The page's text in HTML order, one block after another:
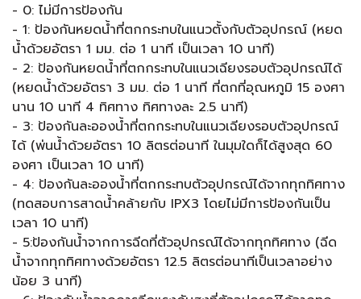
- 0: ไม่มีการป้องกัน
- 1: ป้องกันหยดน้ำที่ตกกระทบในแนวตั้งกับตัวอุปกรณ์ (หยด
น้ำด้วยอัตรา 1 มม. ต่อ 1 นาที เป็นเวลา 10 นาที)
- 2: ป้องกันหยดน้ำที่ตกกระทบในแนวเฉียงรอบตัวอุปกรณ์ได้
(หยดน้ำด้วยอัตรา 3 มม. ต่อ 1 นาที ที่ตกที่อุณหภูมิ 15 องศา
นาน 10 นาที 4 ทิศทาง ทิศทางละ 2.5 นาที)
- 3: ป้องกันละอองน้ำที่ตกกระทบในแนวเฉียงรอบตัวอุปกรณ์
ได้ (พ่นน้ำด้วยอัตรา 10 ลิตรต่อนาที ในมุมใดก็ได้สูงสุด 60
องศา เป็นเวลา 10 นาที)
- 4: ป้องกันละอองน้ำที่ตกกระทบตัวอุปกรณ์ได้จากทุกทิศทาง
(ทดสอบการสาดน้ำคล้ายกับ IPX3 โดยไม่มีการป้องกันเป็น
เวลา 10 นาที)
- 5:ป้องกันน้ำจากการฉีดที่ตัวอุปกรณ์ได้จากทุกทิศทาง (ฉีด
น้ำจากทุกทิศทางด้วยอัตรา 12.5 ลิตรต่อนาทีเป็นเวลาอย่าง
น้อย 3 นาที)